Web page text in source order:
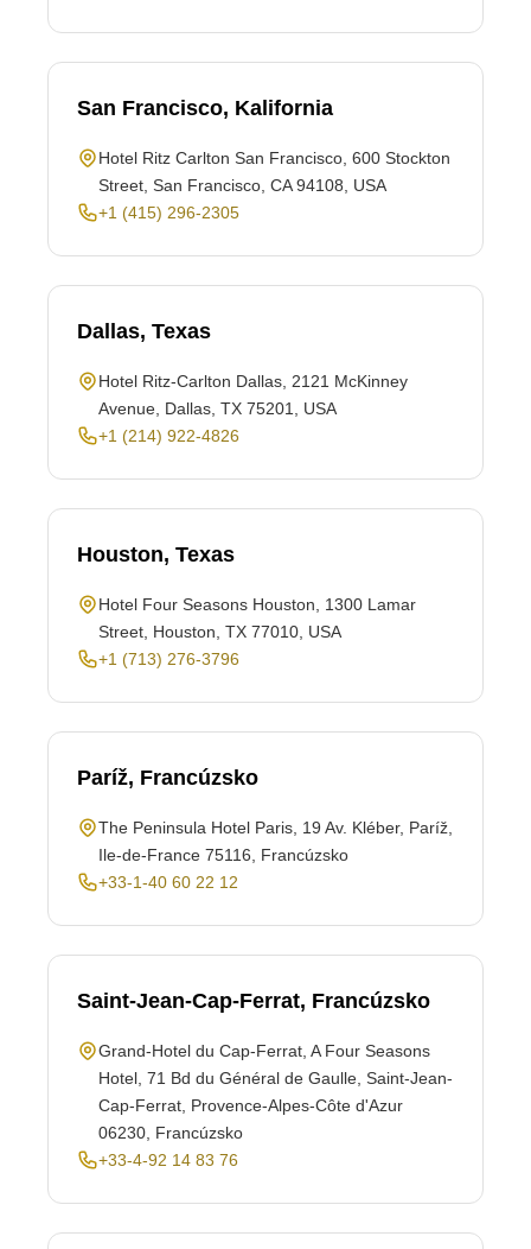
San Francisco, Kalifornia
Hotel Ritz Carlton San Francisco, 600 Stockton
Street, San Francisco, CA 94108, USA
+1 (415) 296-2305
Dallas, Texas
Hotel Ritz-Carlton Dallas, 2121 McKinney
Avenue, Dallas, TX 75201, USA
+1 (214) 922-4826
Houston, Texas
Hotel Four Seasons Houston, 1300 Lamar
Street, Houston, TX 77010, USA
+1 (713) 276-3796
Paríž, Francúzsko
The Peninsula Hotel Paris, 19 Av. Kléber, Paríž,
Ile-de-France 75116, Francúzsko
+33-1-40 60 22 12
Saint-Jean-Cap-Ferrat, Francúzsko
Grand-Hotel du Cap-Ferrat, A Four Seasons
Hotel, 71 Bd du Général de Gaulle, Saint-Jean-
Cap-Ferrat, Provence-Alpes-Côte d'Azur
06230, Francúzsko
+33-4-92 14 83 76